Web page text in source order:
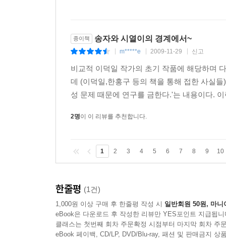
종이책 송자와 시열이의 경계에서~
m*****e 2009-11-29 신고
비교적 이덕일 작가의 초기 작품에 해당하며
데 (이덕일,한홍구 등의 책을 통해 접한 사실
성 문제 때문에 연구를 금한다.'는 내용이다.
2명이 이 리뷰를 추천합니다.
1 2 3 4 5 6 7 8 9 10
한줄평 (1건)
1,000원 이상 구매 후 한줄평 작성 시 일반회원 50원, 마니
eBook은 다운로드 후 작성한 리뷰만 YES포인트 지급됩니
클래스는 첫번째 회차 주문확정 시점부터 마지막 회차 주
eBook 페이백, CD/LP, DVD/Blu-ray, 패션 및 판매금지 상